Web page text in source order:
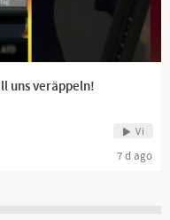
uns veräppeln!
Vi
7 d ago